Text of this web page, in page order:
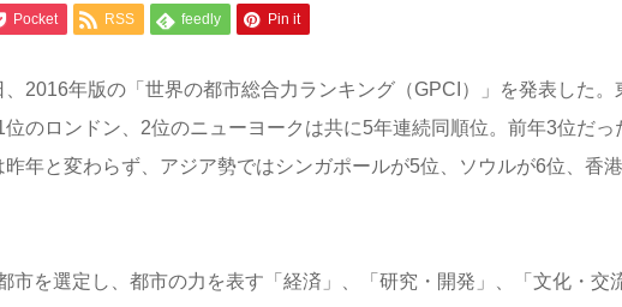
Pocket RSS feedly Pin it
2016年版の「世界の都市総合力ランキング（GPCI）」を発表した。
のロンドン、2位のニューヨークは共に5年連続同順位。前年3位だっ
年と変わらず、アジア勢ではシンガポールが5位、ソウルが6位、香
市を選定し、都市の力を表す「経済」、「研究・開発」、「文化・交